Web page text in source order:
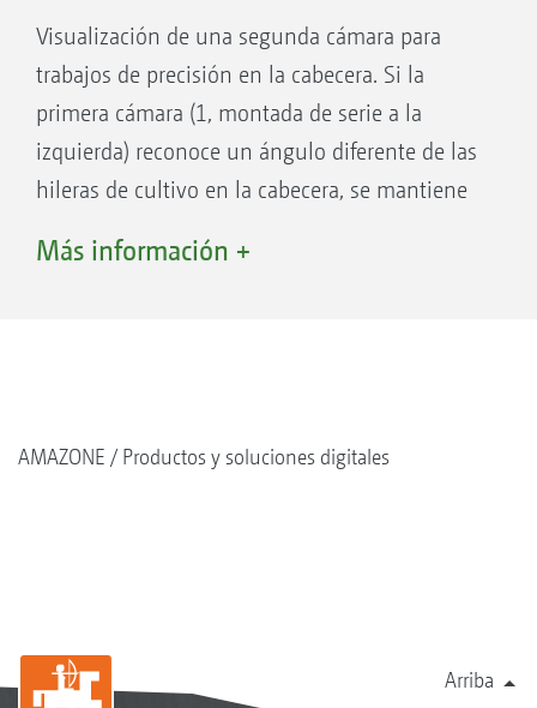
Visualización de una segunda cámara para
trabajos de precisión en la cabecera. Si la
primera cámara (1, montada de serie a la
izquierda) reconoce un ángulo diferente de las
hileras de cultivo en la cabecera, se mantiene
hileras en el modo de cabecera. Como
Más información +
AMAZONE Productos y soluciones digitales
Arriba